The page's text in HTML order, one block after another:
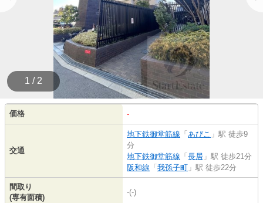
1 / 2
価格 -
交通
地下鉄御堂筋線 「 あびこ 」駅 徒歩9
分
地下鉄御堂筋線 「 長居 」駅 徒歩21分
阪和線 「 我孫子町 」駅 徒歩22分
間取り
(専有面積)
-(-)